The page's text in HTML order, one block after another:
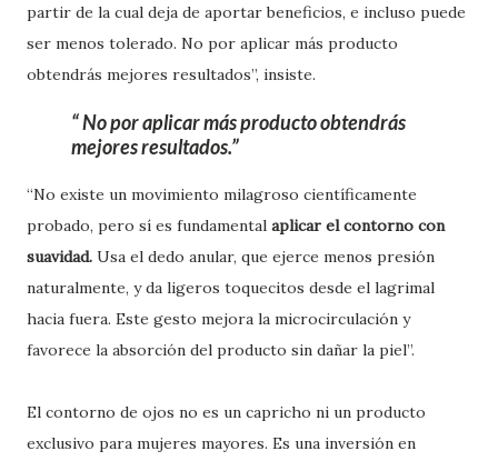
partir de la cual deja de aportar beneficios, e incluso puede
ser menos tolerado. No por aplicar más producto
obtendrás mejores resultados”, insiste.
No por aplicar más producto obtendrás
mejores resultados.
“No existe un movimiento milagroso científicamente
probado, pero sí es fundamental aplicar el contorno con
suavidad. Usa el dedo anular, que ejerce menos presión
naturalmente, y da ligeros toquecitos desde el lagrimal
hacia fuera. Este gesto mejora la microcirculación y
favorece la absorción del producto sin dañar la piel”.
El contorno de ojos no es un capricho ni un producto
exclusivo para mujeres mayores. Es una inversión en